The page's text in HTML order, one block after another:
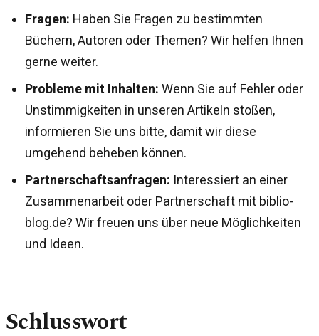
Fragen: Haben Sie Fragen zu bestimmten
Büchern, Autoren oder Themen? Wir helfen Ihnen
gerne weiter.
Probleme mit Inhalten: Wenn Sie auf Fehler oder
Unstimmigkeiten in unseren Artikeln stoßen,
informieren Sie uns bitte, damit wir diese
umgehend beheben können.
Partnerschaftsanfragen: Interessiert an einer
Zusammenarbeit oder Partnerschaft mit biblio-
blog.de? Wir freuen uns über neue Möglichkeiten
und Ideen.
Schlusswort